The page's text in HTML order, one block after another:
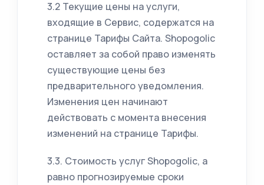
3.2 Текущие цены на услуги,
входящие в Сервис, содержатся на
странице Тарифы Сайта. Shopogolic
оставляет за собой право изменять
существующие цены без
предварительного уведомления.
Изменения цен начинают
действовать с момента внесения
изменений на странице Тарифы.
3.3. Стоимость услуг Shopogolic, а
равно прогнозируемые сроки